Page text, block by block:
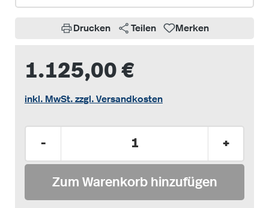
Drucken Teilen Merken
1.125,00 €
inkl. MwSt. zzgl. Versandkosten
- +
Zum Warenkorb hinzufügen